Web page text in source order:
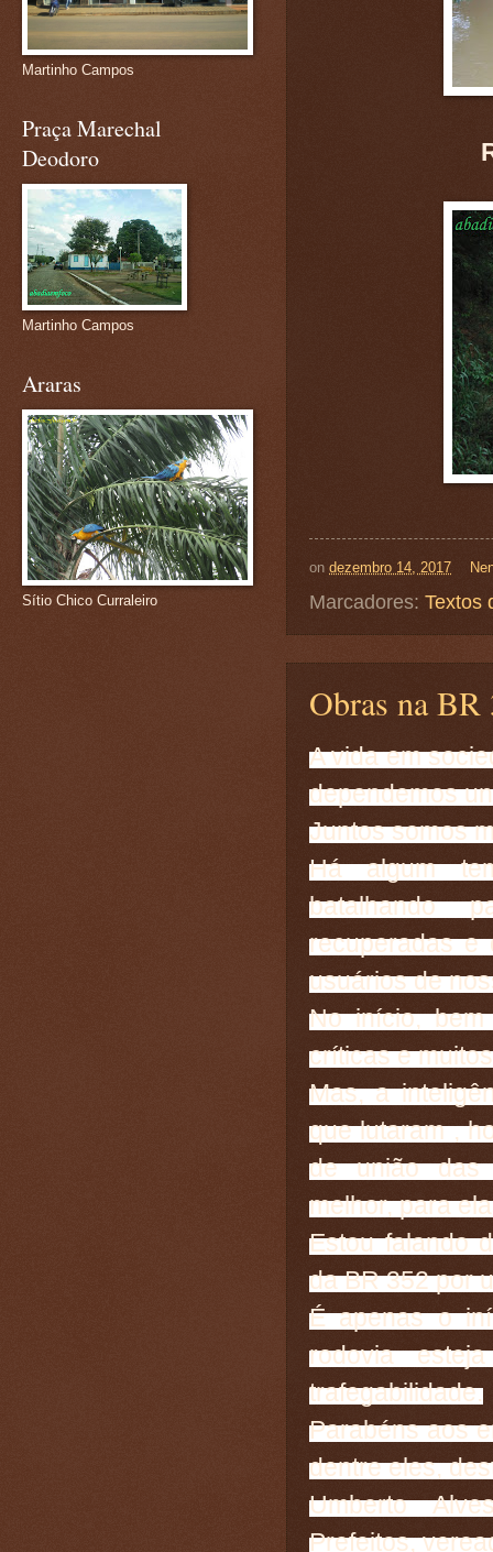
on dezembro 14, 2017
Marcadores: Textos
Obras na BR
A vida em
dependemos
Juntos somos
Há algum
batalhando
recuperadas e
usuários de
No início,
críticas e
Mas, a
que lutaram ,
de união das
melhor, para
Estou falando
da BR 352 por
É apenas o
rodovia
trafegabilidade.
Parabéns aos
dentre eles,
Umberto
Prefeitos,
Martinho Campos
Praça Marechal
Deodoro
Martinho Campos
Araras
Sítio Chico Curraleiro